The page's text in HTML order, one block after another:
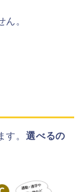
。
す。選べるの